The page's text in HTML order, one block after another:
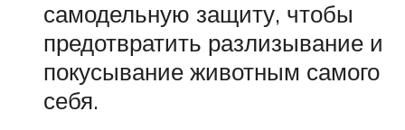
самодельную защиту, чтобы
предотвратить разлизывание и
покусывание животным самого
себя.